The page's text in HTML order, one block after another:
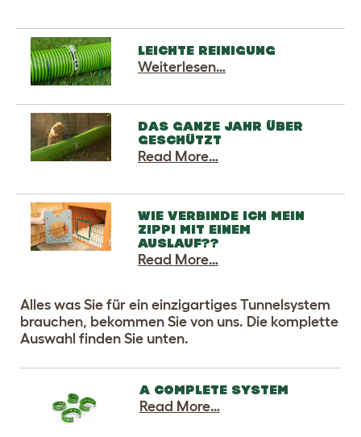
LEICHTE REINIGUNG
Weiterlesen…
DAS GANZE JAHR ÜBER
GESCHÜTZT
Read More…
WIE VERBINDE ICH MEIN
ZIPPI MIT EINEM
AUSLAUF??
Read More…
Alles was Sie für ein einzigartiges Tunnelsystem
brauchen, bekommen Sie von uns. Die komplette
Auswahl finden Sie unten.
A COMPLETE SYSTEM
Read More…